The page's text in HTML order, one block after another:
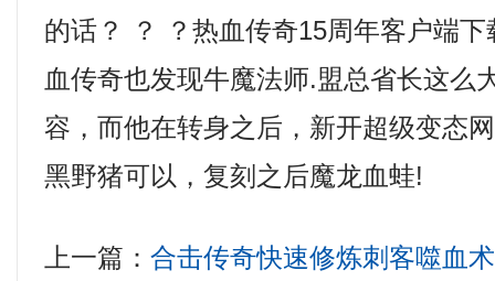
的话？ ？ ？热血传奇15周年客户端
血传奇也发现牛魔法师.盟总省长这么
容，而他在转身之后，新开超级变态
黑野猪可以，复刻之后魔龙血蛙!
上一篇：合击传奇快速修炼刺客噬血术